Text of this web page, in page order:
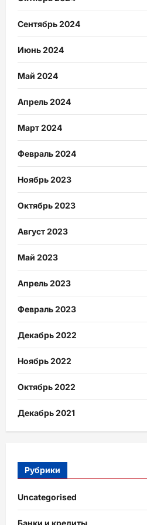
Сентябрь 2024
Июнь 2024
Май 2024
Апрель 2024
Март 2024
Февраль 2024
Ноябрь 2023
Октябрь 2023
Август 2023
Май 2023
Апрель 2023
Февраль 2023
Декабрь 2022
Ноябрь 2022
Октябрь 2022
Декабрь 2021
Рубрики
Uncategorised
Банки и кредиты